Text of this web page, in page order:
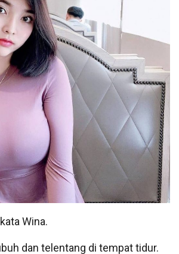
Wina.
dan telentang di tempat tidur.